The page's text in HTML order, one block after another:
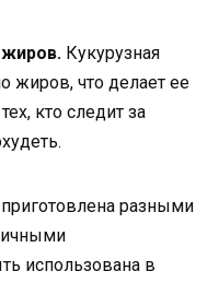
Кукурузная
жиров, что делает ее
кто следит за
разными
использована в